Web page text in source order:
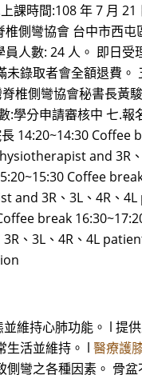
課時間:108 年 7 月 21
椎側彎協會 台中市西屯
員人數: 24 人。 即日受
未錄取者會全額退費。
椎側彎協會秘書長黃
:學分申請審核中 七.報
14:20~14:30 Coffee
and 3R
Coffee
and 3R、3L、4R、
break
、3L、4R、4L
維持心肺功能。 l 提
生活並維持。 l 醫療護
側彎之各種因素。 骨盆